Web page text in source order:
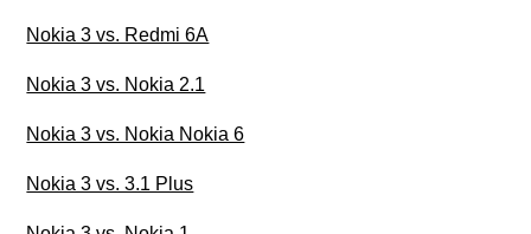
Nokia 3 vs. Redmi 6A
Nokia 3 vs. Nokia 2.1
Nokia 3 vs. Nokia Nokia 6
Nokia 3 vs. 3.1 Plus